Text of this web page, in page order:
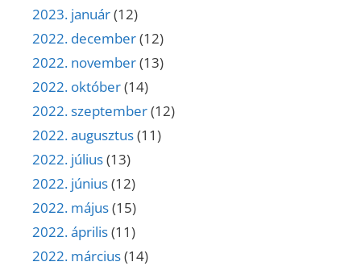
2023. január(12)
2022. december(12)
2022. november(13)
2022. október(14)
2022. szeptember(12)
2022. augusztus(11)
2022. július(13)
2022. június(12)
2022. május(15)
2022. április(11)
2022. március(14)